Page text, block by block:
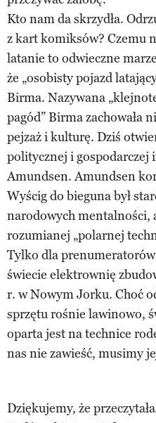
Kto nam da skrzydła.
z kart komiksów? Czemu
latanie to odwieczne
że „osobisty pojazd
Birma. Nazywana
pagód” Birma zachowała
pejzaż i kulturę. Dziś
politycznej i gospodarczej
Amundsen. Amundsen
Wyścig do bieguna był
narodowych mentalności,
rozumianej „polarnej
Tylko dla
świecie elektrownię
r. w Nowym Jorku. Choć
sprzętu rośnie lawinowo,
oparta jest na technice
nas nie zawieść, musimy
Dziękujemy, że